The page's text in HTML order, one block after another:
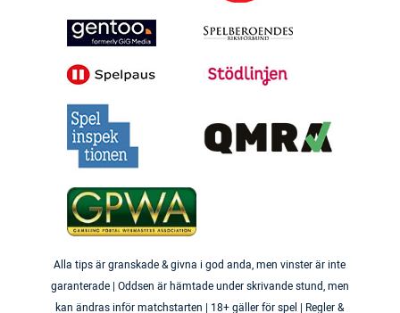
Alla tips är granskade & givna i god anda, men vinster är inte
garanterade | Oddsen är hämtade under skrivande stund, men
kan ändras inför matchstarten | 18+ gäller för spel | Regler &